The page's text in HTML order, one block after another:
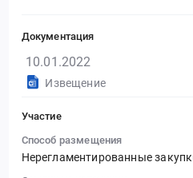
Документация
10.01.2022
Извещение
Участие
Способ размещения
Нерегламентированные